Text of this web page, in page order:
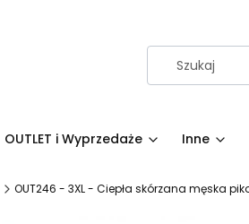
OUTLET i Wyprzedaże Inne
OUT246 - 3XL - Ciepła skórzana męska